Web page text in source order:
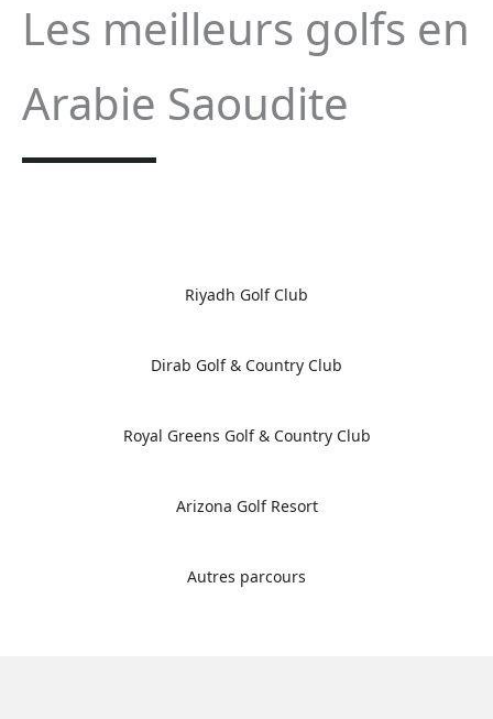
Les meilleurs golfs en
Arabie Saoudite
Riyadh Golf Club
Dirab Golf & Country Club
Royal Greens Golf & Country Club
Arizona Golf Resort
Autres parcours